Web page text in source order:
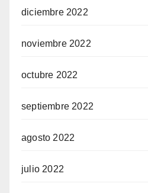
diciembre 2022
noviembre 2022
octubre 2022
septiembre 2022
agosto 2022
julio 2022